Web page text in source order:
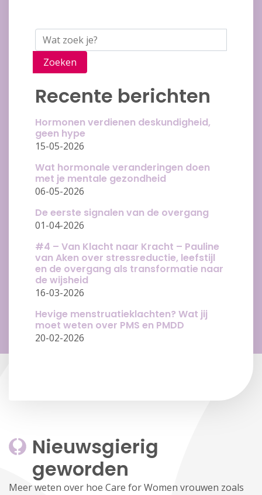
Zoeken
Recente berichten
Hormonen verdienen deskundigheid,
geen hype
15-05-2026
Wat hormonale veranderingen doen
met je mentale gezondheid
06-05-2026
De eerste signalen van de overgang
01-04-2026
#4 – Van Klacht naar Kracht – Pauline
van Aken over stressreductie, leefstijl
en de overgang als transformatie naar
de wijsheid
16-03-2026
Hevige menstruatieklachten? Wat jij
moet weten over PMS en PMDD
20-02-2026
Nieuwsgierig
geworden
Meer weten over hoe Care for Women vrouwen zoals